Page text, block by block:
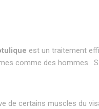
est un traitement
comme des hommes.
de certains muscles du